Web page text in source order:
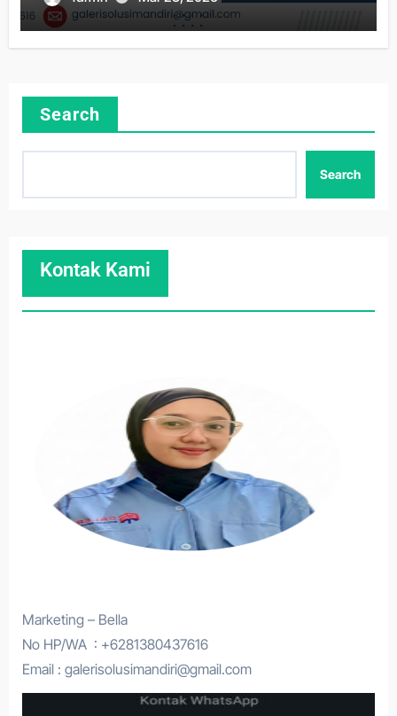
Search
Search
Kontak Kami
Marketing – Bella
No HP/WA : +6281380437616
Email : galerisolusimandiri@gmail.com